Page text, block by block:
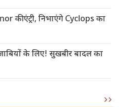
की एंट्री, निभाएंगे Cyclops का
के लिए! सुखबीर बादल का